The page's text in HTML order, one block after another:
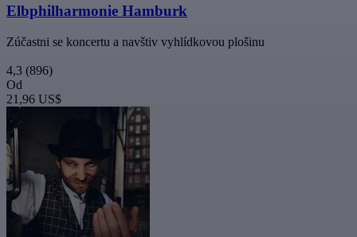
Elbphilharmonie Hamburk
Zúčastni se koncertu a navštiv vyhlídkovou plošinu
4,3 (896)
Od
21,96 US$